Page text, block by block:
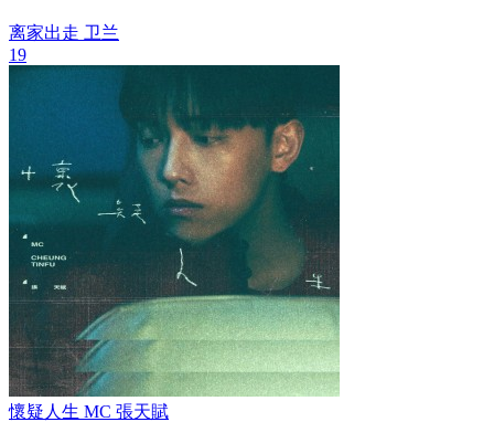
离家出走 卫兰
19
懷疑人生 MC 張天賦